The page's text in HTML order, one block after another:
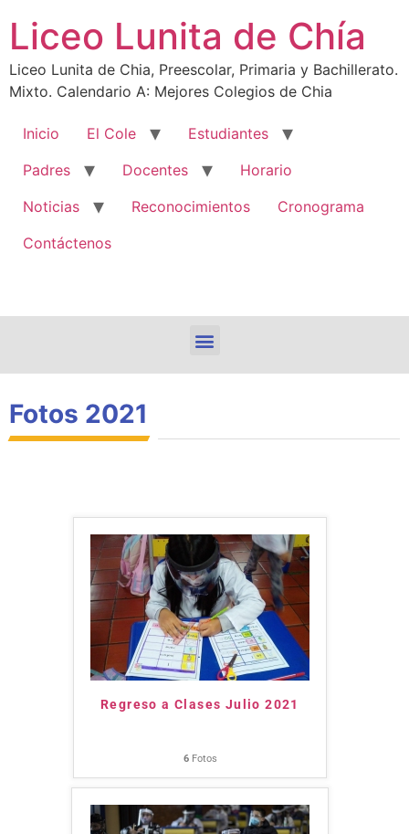
Liceo Lunita de Chía
Liceo Lunita de Chia, Preescolar, Primaria y Bachillerato.
Mixto. Calendario A: Mejores Colegios de Chia
Inicio El Cole
Estudiantes
Padres
Docentes
Horario
Noticias
Reconocimientos
Cronograma
Contáctenos
Fotos 2021
Regreso a Clases Julio 2021
6Fotos